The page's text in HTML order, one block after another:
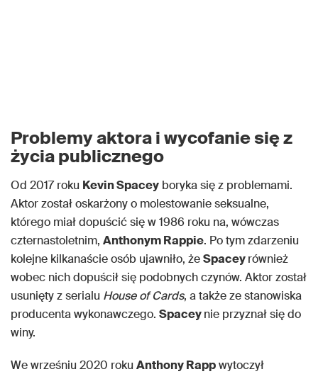
Problemy aktora i wycofanie się z
życia publicznego
Od 2017 roku Kevin Spacey boryka się z problemami.
Aktor został oskarżony o molestowanie seksualne,
którego miał dopuścić się w 1986 roku na, wówczas
czternastoletnim, Anthonym Rappie. Po tym zdarzeniu
kolejne kilkanaście osób ujawniło, żeSpaceyrównież
wobec nich dopuścił się podobnych czynów. Aktor został
usunięty z serialu House of Cards, a także ze stanowiska
producenta wykonawczego. Spaceynie przyznał się do
winy.
We wrześniu 2020 roku Anthony Rappwytoczył